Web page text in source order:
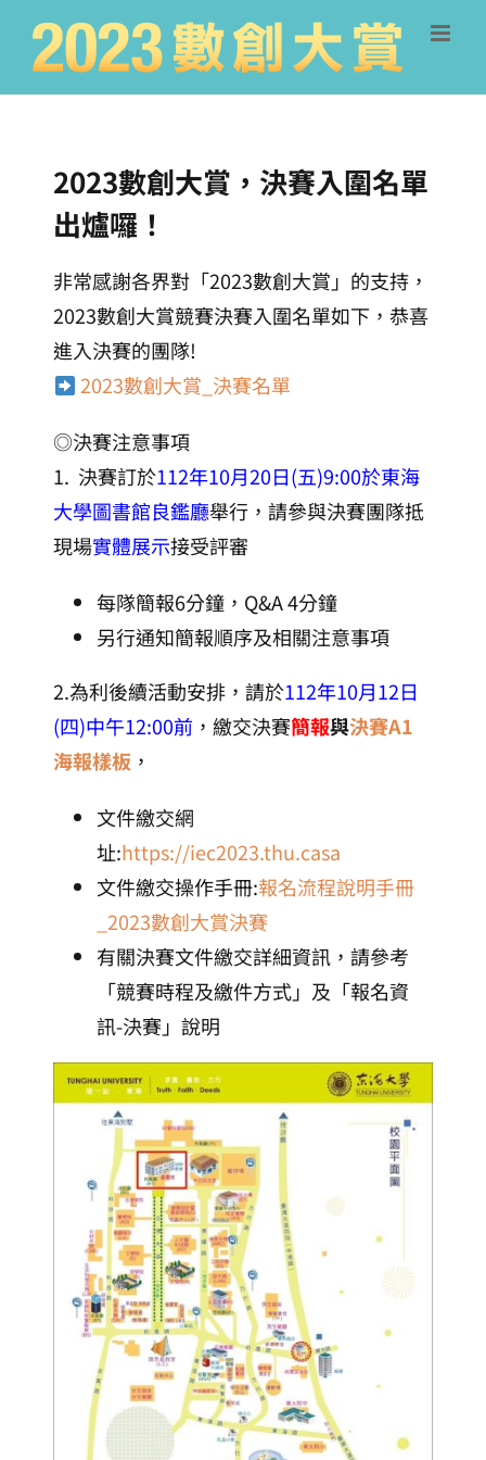
2023數創大賞，決賽入圍名單
出爐囉！
非常感謝各界對「2023數創大賞」的支持，
2023數創大賞競賽決賽入圍名單如下，恭喜
進入決賽的團隊!
2023數創大賞_決賽名單
◎決賽注意事項
1. 決賽訂於112年10月20日(五)9:00於東海
大學圖書館良鑑廳舉行，請參與決賽團隊抵
現場實體展示接受評審
每隊簡報6分鐘，Q&A 4分鐘
另行通知簡報順序及相關注意事項
2.為利後續活動安排，請​於112年10月12日
(四)中午12:00前 ，繳交決賽簡報與決賽A1
海報樣板 ，
文件繳交網
址:https://iec2023.thu.casa
文件繳交操作手冊:報名流程說明手冊
_2023數創大賞決賽
有關決賽文件繳交詳細資訊，請參考
「競賽時程及繳件方式」及「報名資
訊-決賽」說明